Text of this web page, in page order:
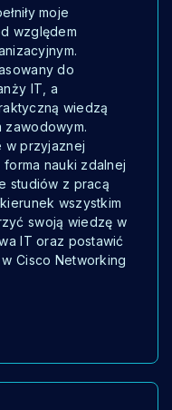
moje
względem
do
IT, a
wiedzą
zawodowym.
w przyjaznej
nauki zdalnej
studiów z pracą
wszystkim
swoją wiedzę w
IT oraz postawić
Cisco Networking